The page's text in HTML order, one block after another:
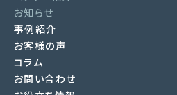
お知らせ
事例紹介
お客様の声
コラム
お問い合わせ